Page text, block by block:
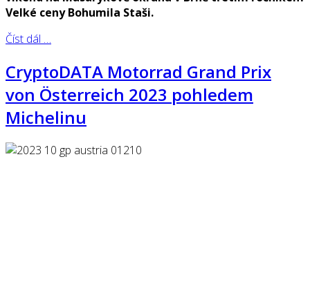
Velké ceny Bohumila Staši.
Číst dál …
CryptoDATA Motorrad Grand Prix
von Österreich 2023 pohledem
Michelinu